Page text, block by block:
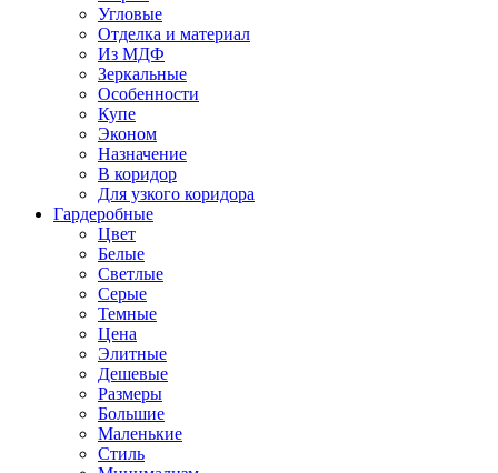
Угловые
Отделка и материал
Из МДФ
Зеркальные
Особенности
Купе
Эконом
Назначение
В коридор
Для узкого коридора
Гардеробные
Цвет
Белые
Светлые
Серые
Темные
Цена
Элитные
Дешевые
Размеры
Большие
Маленькие
Стиль